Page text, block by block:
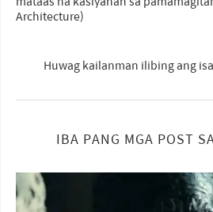
Architecture)
Huwag kailanman ilibing ang
IBA PANG MGA POST